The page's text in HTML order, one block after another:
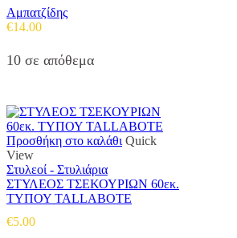
Αμπατζίδης
€14.00
10 σε απόθεμα
Προσθήκη στο καλάθι Quick
View
Στυλεοί - Στυλιάρια
ΣΤΥΛΕΟΣ ΤΣΕΚΟΥΡΙΩΝ 60εκ.
ΤΥΠΟΥ TALLABOTE
€5.00